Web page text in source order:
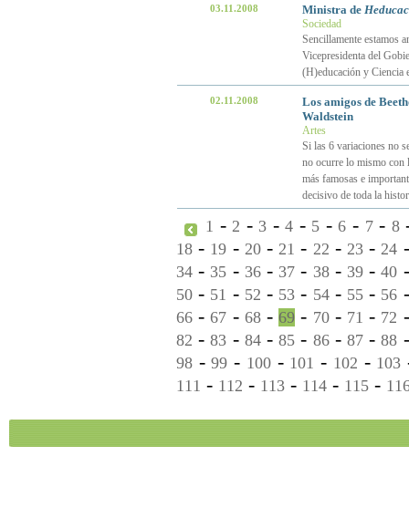
03.11.2008 Ministra de
Sociedad
Sencillamente estamos
Vicepresidenta del
(H)educación y Ciencia
02.11.2008
Los amigos de
Waldstein
Artes
Si las 6 variaciones no
no ocurre lo mismo con
más famosas e
decisivo de toda la
1 -2 - 3 -4 - 5 -6 - 7- 8
18 - 19 - 20-21 - 22 - 23-24
34 - 35 - 36- 37 - 38- 39-40
50 - 51 - 52 - 53 - 54- 55- 56
66 -67 - 68- 69 - 70- 71 - 72
82 -83 - 84-85 - 86- 87-88
98 -99 - 100- 101 - 102 - 103
111 - 112 - 113 - 114 - 115 -